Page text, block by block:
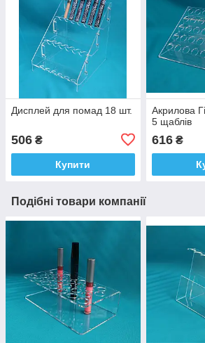
Дисплей для помад 18 шт.
506 ₴
Купити
Акрилова
5 щаблів
616₴
Подібні товари компанії